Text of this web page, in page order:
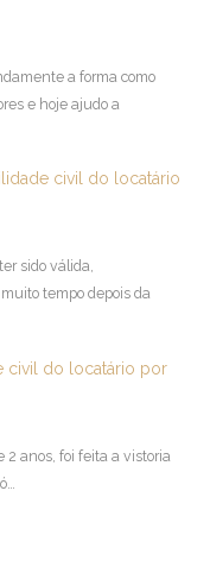
a forma como
e hoje ajudo a
civil do locatário
sido válida,
tempo depois da
civil do locatário por
anos, foi feita a vistoria